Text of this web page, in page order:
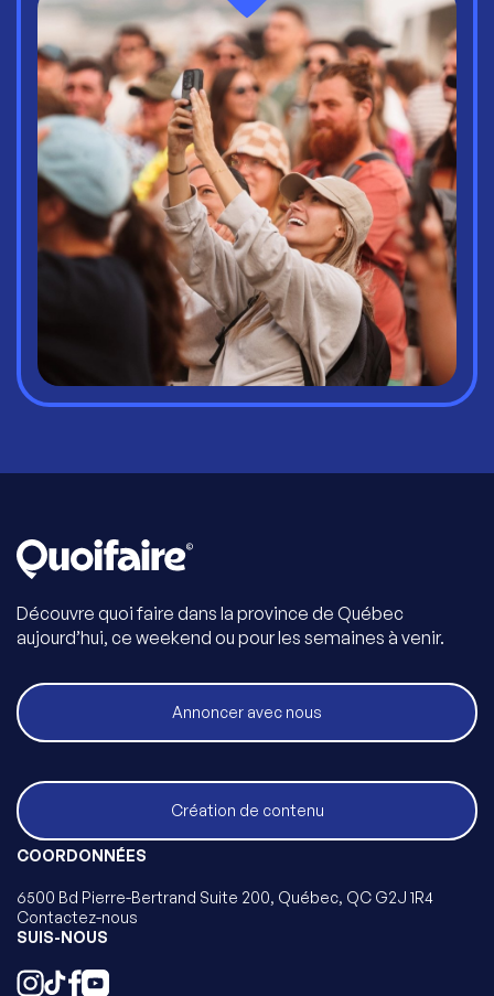
Découvre quoi faire dans la province de Québec
aujourd’hui, ce weekend ou pour les semaines à venir.
Annoncer avec nous
Création de contenu
COORDONNÉES
6500 Bd Pierre-Bertrand Suite 200, Québec, QC G2J 1R4
Contactez-nous
SUIS-NOUS